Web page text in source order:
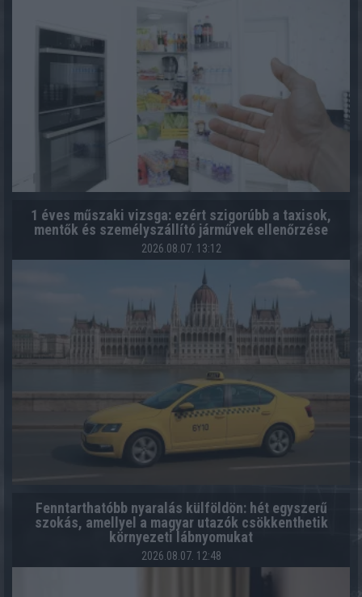
1 éves műszaki vizsga: ezért szigorúbb a taxisok,
mentők és személyszállító járművek ellenőrzése
2026.08.07. 13:12
Fenntarthatóbb nyaralás külföldön: hét egyszerű
szokás, amellyel a magyar utazók csökkenthetik
környezeti lábnyomukat
2026.08.07. 12:48